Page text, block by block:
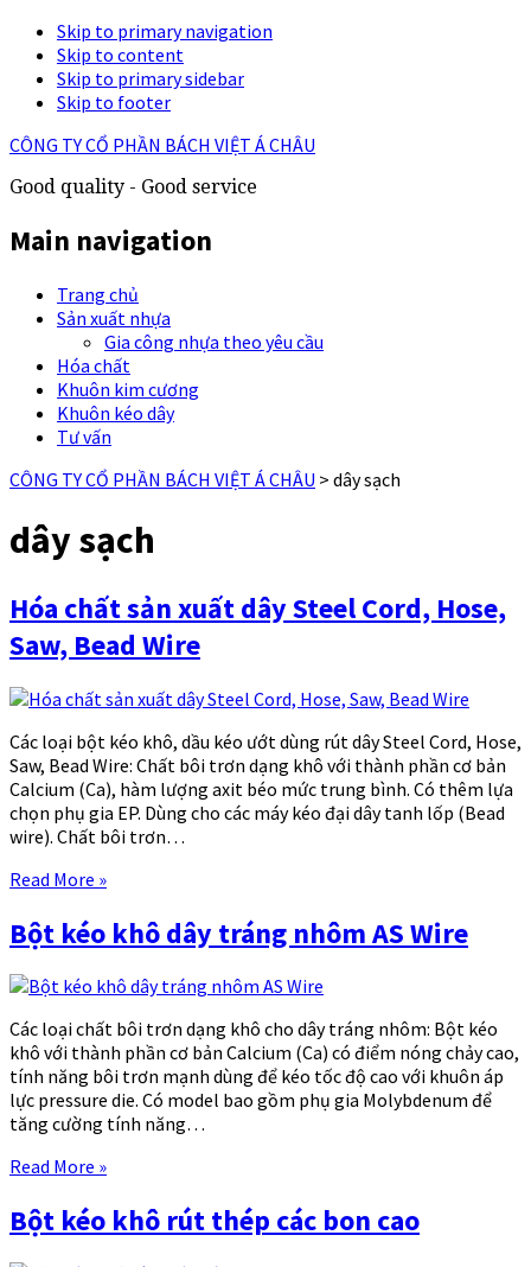
Skip to primary navigation
Skip to content
Skip to primary sidebar
Skip to footer
CÔNG TY CỔ PHẦN BÁCH VIỆT Á CHÂU
Good quality - Good service
Main navigation
Trang chủ
Sản xuất nhựa
Gia công nhựa theo yêu cầu
Hóa chất
Khuôn kim cương
Khuôn kéo dây
Tư vấn
CÔNG TY CỔ PHẦN BÁCH VIỆT Á CHÂU > dây sạch
dây sạch
Hóa chất sản xuất dây Steel Cord, Hose,
Saw, Bead Wire
Các loại bột kéo khô, dầu kéo ướt dùng rút dây Steel Cord, Hose,
Saw, Bead Wire: Chất bôi trơn dạng khô với thành phần cơ bản
Calcium (Ca), hàm lượng axit béo mức trung bình. Có thêm lựa
chọn phụ gia EP. Dùng cho các máy kéo đại dây tanh lốp (Bead
wire). Chất bôi trơn…
Read More »
Bột kéo khô dây tráng nhôm AS Wire
Các loại chất bôi trơn dạng khô cho dây tráng nhôm: Bột kéo
khô với thành phần cơ bản Calcium (Ca) có điểm nóng chảy cao,
tính năng bôi trơn mạnh dùng để kéo tốc độ cao với khuôn áp
lực pressure die. Có model bao gồm phụ gia Molybdenum để
tăng cường tính năng…
Read More »
Bột kéo khô rút thép các bon cao